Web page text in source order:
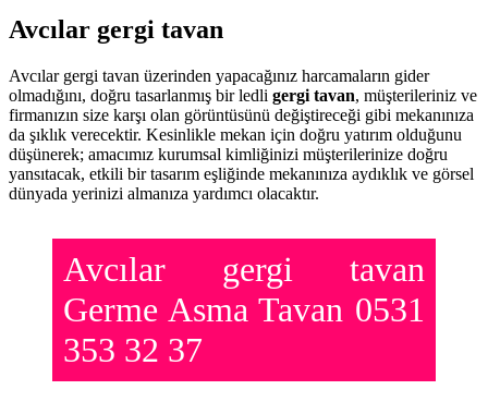
Avcılar gergi tavan
Avcılar gergi tavan üzerinden yapacağınız harcamaların gider
olmadığını, doğru tasarlanmış bir ledli gergi tavan, müşterileriniz ve
firmanızın size karşı olan görüntüsünü değiştireceği gibi mekanınıza
da şıklık verecektir. Kesinlikle mekan için doğru yatırım olduğunu
düşünerek; amacımız kurumsal kimliğinizi müşterilerinize doğru
yansıtacak, etkili bir tasarım eşliğinde mekanınıza aydıklık ve görsel
dünyada yerinizi almanıza yardımcı olacaktır.
Avcılar gergi tavan
Germe Asma Tavan 0531
353 32 37